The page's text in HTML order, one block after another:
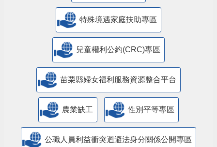
特殊境遇家庭扶助專區
兒童權利公約(CRC)專區
苗栗縣婦女福利服務資源整合平台
農業缺工 性別平等專區
公職人員利益衝突迴避法身分關係公開專區